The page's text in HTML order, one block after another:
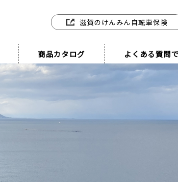
滋賀のけんみん自転車保険
商品カタログ よくある質問